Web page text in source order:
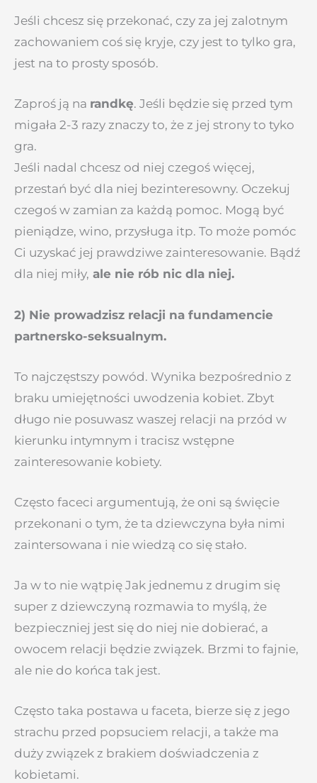
Jeśli chcesz się przekonać, czy za jej zalotnym
zachowaniem coś się kryje, czy jest to tylko gra,
jest na to prosty sposób.
Zaproś ją na randkę. Jeśli będzie się przed tym
migała 2-3 razy znaczy to, że z jej strony to tyko
gra.
Jeśli nadal chcesz od niej czegoś więcej,
przestań być dla niej bezinteresowny. Oczekuj
czegoś w zamian za każdą pomoc. Mogą być
pieniądze, wino, przysługa itp. To może pomóc
Ci uzyskać jej prawdziwe zainteresowanie. Bądź
dla niej miły, ale nie rób nic dla niej.
2) Nie prowadzisz relacji na fundamencie
partnersko-seksualnym.
To najczęstszy powód. Wynika bezpośrednio z
braku umiejętności uwodzenia kobiet. Zbyt
długo nie posuwasz waszej relacji na przód w
kierunku intymnym i tracisz wstępne
zainteresowanie kobiety.
Często faceci argumentują, że oni są święcie
przekonani o tym, że ta dziewczyna była nimi
zaintersowana i nie wiedzą co się stało.
Ja w to nie wątpię Jak jednemu z drugim się
super z dziewczyną rozmawia to myślą, że
bezpieczniej jest się do niej nie dobierać, a
owocem relacji będzie związek. Brzmi to fajnie,
ale nie do końca tak jest.
Często taka postawa u faceta, bierze się z jego
strachu przed popsuciem relacji, a także ma
duży związek z brakiem doświadczenia z
kobietami.